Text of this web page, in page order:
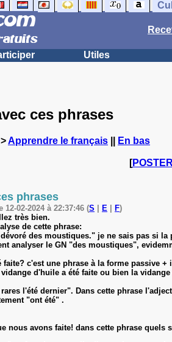
Utiles
ces phrases
>Apprendre le français En bas
[
phrases
12-02-2024 à 22:37:46 (S E F)
très bien.
de cette phrase:
des moustiques." je ne sais pas si
analyser le GN "des moustiques",
faite? c'est une phrase à la forme passive +
d'huile a été faite ou bien la
l'été dernier". Dans cette phrase
"ont été" .
nous avons faite! dans cette phrase